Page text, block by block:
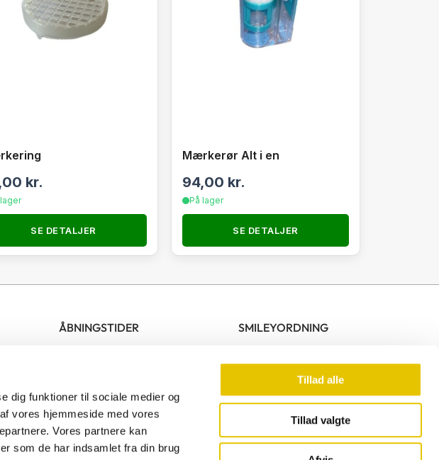
dig funktioner til sociale medier og
vores hjemmeside med vores
Vores partnere kan
som de har indsamlet fra din brug
Tillad alle
Tillad valgte
kr.
SE DETALJER
Mærkerør Alt i en
94,00 kr.
På lager
SE DETALJER
ÅBNINGSTIDER SMILEYORDNING
F